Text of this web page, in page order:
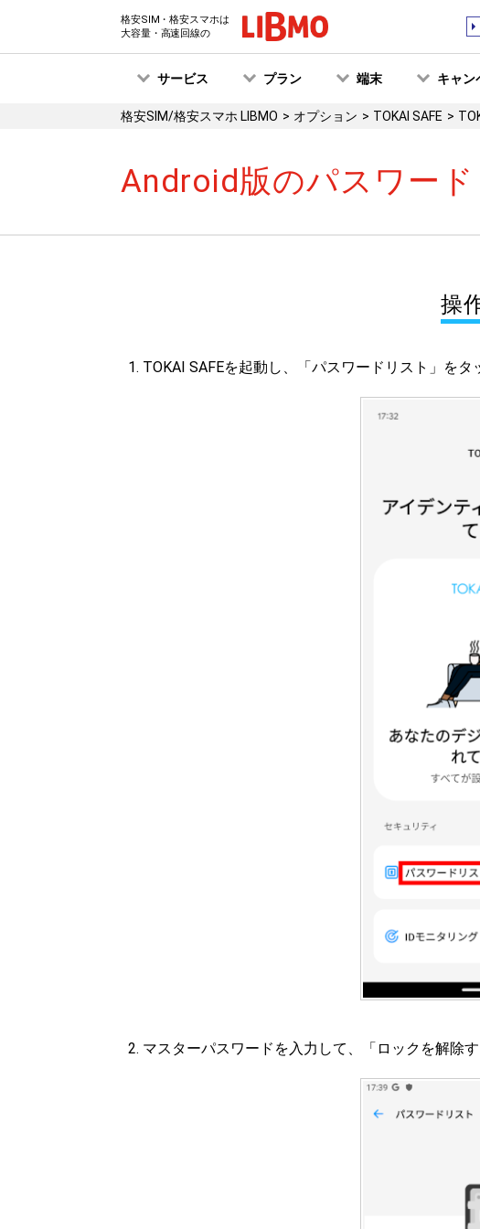
格安SIM・格安スマホは
大容量・高速回線の
サービス プラン 端末 キャン
格安SIM/格安スマホ LIBMO オプション TOKAI SAFE
Android版のパスワー
操
TOKAI SAFEを起動し、「パスワードリスト」をタ
マスターパスワードを入力して、「ロックを解除